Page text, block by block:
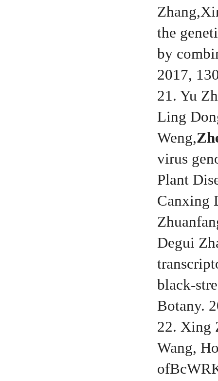
the
by
2017,
21. Yu
Ling
Weng,
virus
Plant
Canxing
Degui
black-
Botany.
22. Xing
Wang,